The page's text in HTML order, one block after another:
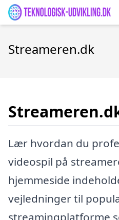
Streameren.dk
Lær hvordan du
videospil på
hjemmeside
vejledninger til
streamingplatforme